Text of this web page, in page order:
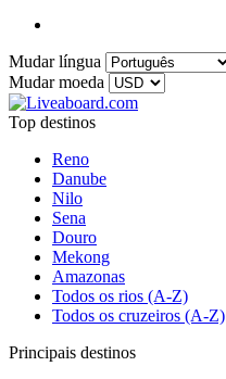
Mudar língua
Mudar moeda
Top destinos
Reno
Danube
Nilo
Sena
Douro
Mekong
Amazonas
Todos os rios (A-Z)
Todos os cruzeiros (A-Z)
Principais destinos